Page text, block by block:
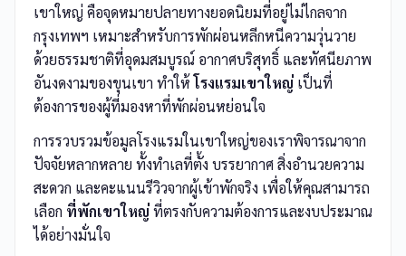
เขาใหญ่ คือจุดหมายปลายทางยอดนิยมที่อยู่ไม่ไกลจาก
กรุงเทพฯ เหมาะสำหรับการพักผ่อนหลีกหนีความวุ่นวาย
ด้วยธรรมชาติที่อุดมสมบูรณ์ อากาศบริสุทธิ์ และทัศนียภาพ
อันงดงามของขุนเขา ทำให้โรงแรมเขาใหญ่ เป็นที่
ต้องการของผู้ที่มองหาที่พักผ่อนหย่อนใจ
การรวบรวมข้อมูลโรงแรมในเขาใหญ่ของเราพิจารณาจาก
ปัจจัยหลากหลาย ทั้งทำเลที่ตั้ง บรรยากาศ สิ่งอำนวยความ
สะดวก และคะแนนรีวิวจากผู้เข้าพักจริง เพื่อให้คุณสามารถ
เลือก ที่พักเขาใหญ่ที่ตรงกับความต้องการและงบประมาณ
ได้อย่างมั่นใจ